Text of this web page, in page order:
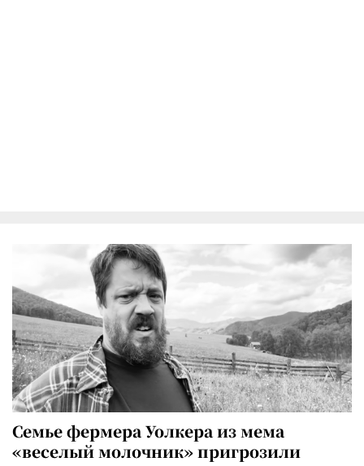
Семье фермера Уолкера из мема
«веселый молочник» пригрозили